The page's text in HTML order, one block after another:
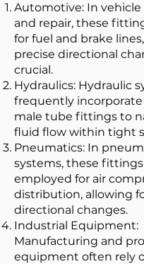
Automotive: In vehicle
and repair, these
for fuel and brake
precise directional
crucial.
Hydraulics: Hydraulic
frequently
male tube fittings to
fluid flow within tight
Pneumatics: In
systems, these fittings
employed for air
distribution, allowing
directional changes.
Industrial Equipment:
Manufacturing and
equipment often rely